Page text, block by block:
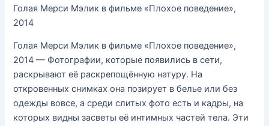
Голая Мерси Мэлик в фильме «Плохое поведение»,
2014
Голая Мерси Мэлик в фильме «Плохое поведение»,
2014 — Фотографии, которые появились в сети,
раскрывают её раскрепощённую натуру. На
откровенных снимках она позирует в белье или без
одежды вовсе, а среди слитых фото есть и кадры, на
которых видны засветы её интимных частей тела. Эти